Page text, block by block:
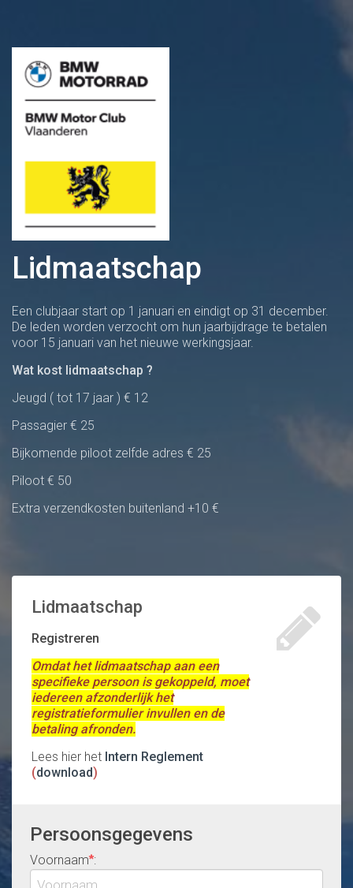
Lidmaatschap
Een clubjaar start op 1 januari en eindigt op 31 december.
De leden worden verzocht om hun jaarbijdrage te betalen
voor 15 januari van het nieuwe werkingsjaar.
Wat kost lidmaatschap ?
Jeugd ( tot 17 jaar ) € 12
Passagier € 25
Bijkomende piloot zelfde adres € 25
Piloot € 50
Extra verzendkosten buitenland +10 €
Lidmaatschap
Registreren
Omdat het lidmaatschap aan een
specifieke persoon is gekoppeld, moet
iedereen afzonderlijk het
registratieformulier invullen en de
betaling afronden.
Lees hier het Intern Reglement
(download)
Persoonsgegevens
Voornaam*: